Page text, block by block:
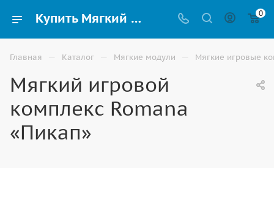
Купить Мягкий игровой комплекс Romana «Пикап» для детей в Элисте 0
Главная — Каталог — Мягкие модули — Мягкие игровые
Мягкий игровой
комплекс Romana
«Пикап»